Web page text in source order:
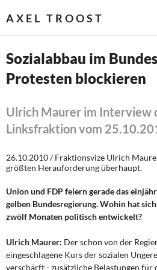
AXEL TROOST
Startseite
Themen
Wirtschaftspolitik
Steuer- und Finanzpolitik
Öffentliche Infrastruktur und
Eurokrise und Griechenland
Sozialabbau im
Protesten blockieren
Ulrich Maurer im Interview
Linksfraktion vom
26.10.2010 / Fraktionsvize Ulrich
größten Herauforderung überhaupt.
Union und FDP feiern gerade das
gelben Bundesregierung. Wohin hat
zwölf Monaten politisch entwickelt?
Ulrich Maurer: Der schon von der
eingeschlagene Kurs der sozialen
verschärft - zusätzliche Belastungen